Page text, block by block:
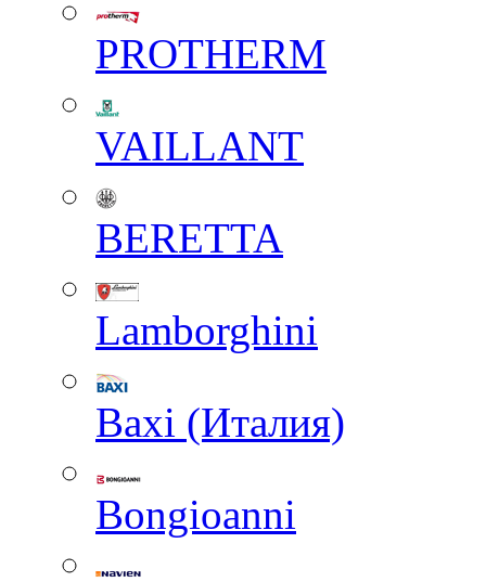
PROTHERM
VAILLANT
BERETTA
Lamborghini
Baxi (Италия)
Вongioanni